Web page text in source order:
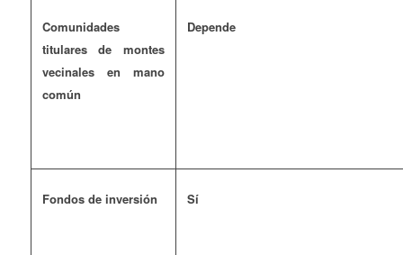
Comunidades
titulares de montes
vecinales en mano
común
Depende
Fondos de inversión Sí